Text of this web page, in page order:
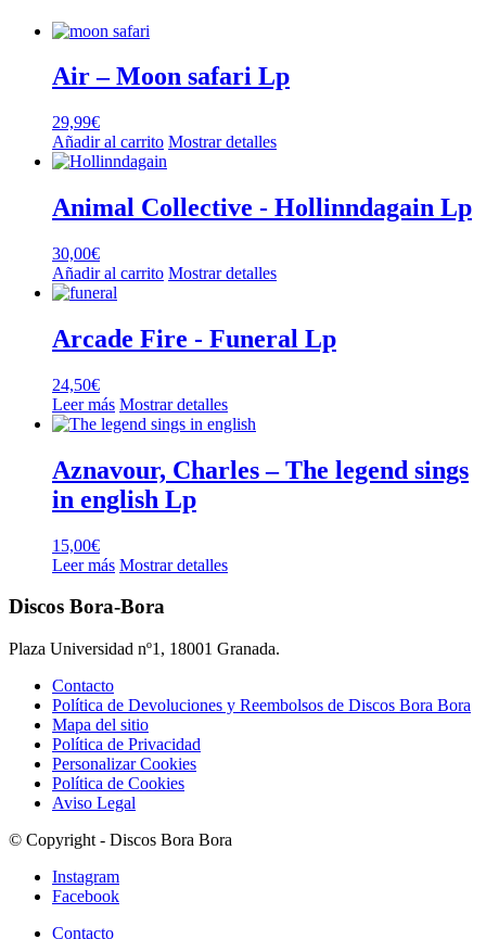
Air – Moon safari Lp
29,99€
Añadir al carrito Mostrar detalles
Animal Collective ‎- Hollinndagain Lp
30,00€
Añadir al carrito Mostrar detalles
Arcade Fire ‎- Funeral Lp
24,50€
Leer más Mostrar detalles
Aznavour, Charles – The legend sings
in english Lp
15,00€
Leer más Mostrar detalles
Discos Bora-Bora
Plaza Universidad nº1, 18001 Granada.
Contacto
Política de Devoluciones y Reembolsos de Discos Bora Bora
Mapa del sitio
Política de Privacidad
Personalizar Cookies
Política de Cookies
Aviso Legal
© Copyright - Discos Bora Bora
Instagram
Facebook
Contacto